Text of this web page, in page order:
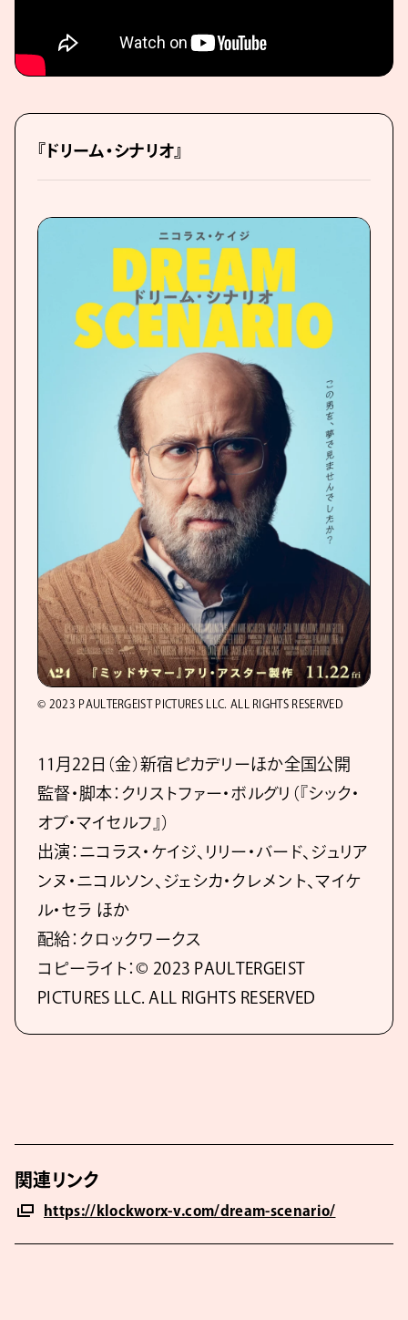
『ドリーム・シナリオ』
© 2023 PAULTERGEIST PICTURES LLC. ALL RIGHTS RESERVED
11月22日（金）新宿ピカデリーほか全国公開
監督・脚本：クリストファー・ボルグリ（『シック・
オブ・マイセルフ』）
出演：ニコラス・ケイジ、リリー・バード、ジュリア
ンヌ・ニコルソン、ジェシカ・クレメント、マイケ
ル・セラ ほか
配給：クロックワークス
コピーライト：© 2023 PAULTERGEIST
PICTURES LLC. ALL RIGHTS RESERVED
関連リンク
https://klockworx-v.com/dream-scenario/